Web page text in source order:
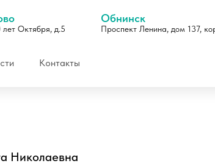
Контакты
Октября, д.5
Обнинск
Проспект Ленина, дом 137,
Николаевна